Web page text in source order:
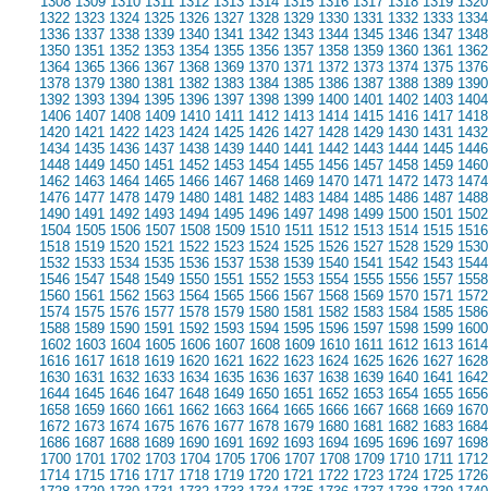
1322 1323 1324 1325 1326 1327 1328 1329 1330 1331 1332 1333 1334
1336 1337 1338 1339 1340 1341 1342 1343 1344 1345 1346 1347 1348
1350 1351 1352 1353 1354 1355 1356 1357 1358 1359 1360 1361 1362
1364 1365 1366 1367 1368 1369 1370 1371 1372 1373 1374 1375 1376
1378 1379 1380 1381 1382 1383 1384 1385 1386 1387 1388 1389 1390
1392 1393 1394 1395 1396 1397 1398 1399 1400 1401 1402 1403 1404
1406 1407 1408 1409 1410 1411 1412 1413 1414 1415 1416 1417 1418
1420 1421 1422 1423 1424 1425 1426 1427 1428 1429 1430 1431 1432
1434 1435 1436 1437 1438 1439 1440 1441 1442 1443 1444 1445 1446
1448 1449 1450 1451 1452 1453 1454 1455 1456 1457 1458 1459 1460
1462 1463 1464 1465 1466 1467 1468 1469 1470 1471 1472 1473 1474
1476 1477 1478 1479 1480 1481 1482 1483 1484 1485 1486 1487 1488
1490 1491 1492 1493 1494 1495 1496 1497 1498 1499 1500 1501 1502
1504 1505 1506 1507 1508 1509 1510 1511 1512 1513 1514 1515 1516
1518 1519 1520 1521 1522 1523 1524 1525 1526 1527 1528 1529 1530
1532 1533 1534 1535 1536 1537 1538 1539 1540 1541 1542 1543 1544
1546 1547 1548 1549 1550 1551 1552 1553 1554 1555 1556 1557 1558
1560 1561 1562 1563 1564 1565 1566 1567 1568 1569 1570 1571 1572
1574 1575 1576 1577 1578 1579 1580 1581 1582 1583 1584 1585 1586
1588 1589 1590 1591 1592 1593 1594 1595 1596 1597 1598 1599 1600
1602 1603 1604 1605 1606 1607 1608 1609 1610 1611 1612 1613 1614
1616 1617 1618 1619 1620 1621 1622 1623 1624 1625 1626 1627 1628
1630 1631 1632 1633 1634 1635 1636 1637 1638 1639 1640 1641 1642
1644 1645 1646 1647 1648 1649 1650 1651 1652 1653 1654 1655 1656
1658 1659 1660 1661 1662 1663 1664 1665 1666 1667 1668 1669 1670
1672 1673 1674 1675 1676 1677 1678 1679 1680 1681 1682 1683 1684
1686 1687 1688 1689 1690 1691 1692 1693 1694 1695 1696 1697 1698
1700 1701 1702 1703 1704 1705 1706 1707 1708 1709 1710 1711 1712
1714 1715 1716 1717 1718 1719 1720 1721 1722 1723 1724 1725 1726